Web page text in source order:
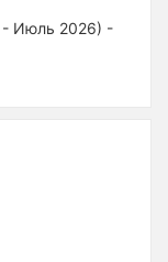
- Июль 2026) -